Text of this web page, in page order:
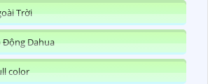
Trời
Động Dahua
color